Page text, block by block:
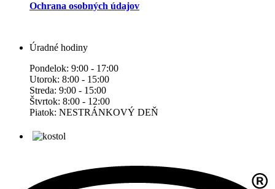
Ochrana osobných údajov
Úradné hodiny
Pondelok: 9:00 - 17:00
Utorok: 8:00 - 15:00
Streda: 9:00 - 15:00
Štvrtok: 8:00 - 12:00
Piatok: NESTRÁNKOVÝ DEŇ